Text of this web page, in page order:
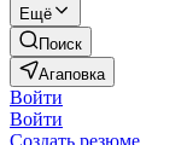
Ещё
Поиск
Агаповка
Войти
Войти
Создать резюме